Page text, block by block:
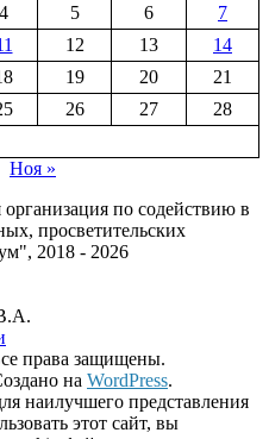
4 5 6
7
12 13
14
19 20
21
26 27
28
Ноя »
по содействию в
просветительских
2018 - 2026
права защищены.
на WordPress.
наилучшего представления
этот сайт, вы